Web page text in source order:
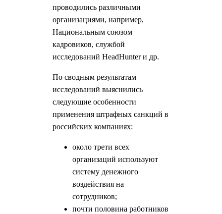
проводились различными
организациями, например,
Национальным союзом
кадровиков, службой
исследований HeadHunter и др.
По сводным результатам
исследований выяснились
следующие особенности
применения штрафных санкций в
российских компаниях:
около трети всех
организаций используют
систему денежного
воздействия на
сотрудников;
почти половина работников